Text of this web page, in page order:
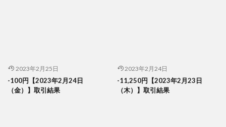
2023年2月25日
-100円【2023年2月24日
（金）】取引結果
2023年2月24日
-11,250円【2023年2月23日
（木）】取引結果